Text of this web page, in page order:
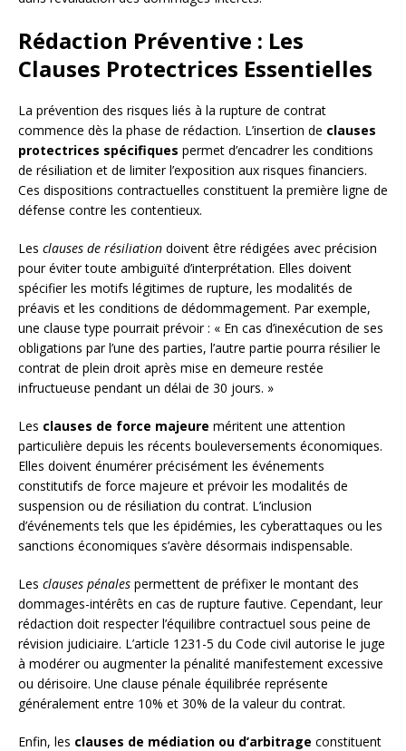
Rédaction Préventive : Les
Clauses Protectrices Essentielles
La prévention des risques liés à la rupture de contrat
commence dès la phase de rédaction. L’insertion de clauses
protectrices spécifiques permet d’encadrer les conditions
de résiliation et de limiter l’exposition aux risques financiers.
Ces dispositions contractuelles constituent la première ligne de
défense contre les contentieux.
Les clauses de résiliation doivent être rédigées avec précision
pour éviter toute ambiguïté d’interprétation. Elles doivent
spécifier les motifs légitimes de rupture, les modalités de
préavis et les conditions de dédommagement. Par exemple,
une clause type pourrait prévoir : « En cas d’inexécution de ses
obligations par l’une des parties, l’autre partie pourra résilier le
contrat de plein droit après mise en demeure restée
infructueuse pendant un délai de 30 jours. »
Les clauses de force majeure méritent une attention
particulière depuis les récents bouleversements économiques.
Elles doivent énumérer précisément les événements
constitutifs de force majeure et prévoir les modalités de
suspension ou de résiliation du contrat. L’inclusion
d’événements tels que les épidémies, les cyberattaques ou les
sanctions économiques s’avère désormais indispensable.
Les clauses pénales permettent de préfixer le montant des
dommages-intérêts en cas de rupture fautive. Cependant, leur
rédaction doit respecter l’équilibre contractuel sous peine de
révision judiciaire. L’article 1231-5 du Code civil autorise le juge
à modérer ou augmenter la pénalité manifestement excessive
ou dérisoire. Une clause pénale équilibrée représente
généralement entre 10% et 30% de la valeur du contrat.
Enfin, les clauses de médiation ou d’arbitrage constituent